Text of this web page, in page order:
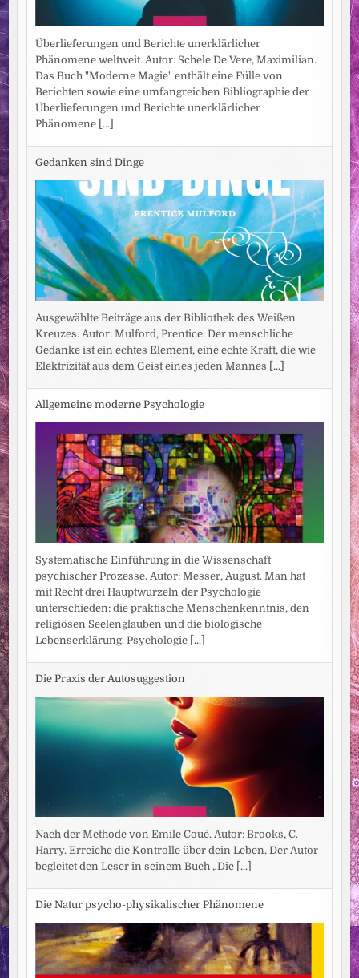
Überlieferungen und Berichte unerklärlicher
Phänomene weltweit. Autor: Schele De Vere, Maximilian.
Das Buch "Moderne Magie" enthält eine Fülle von
Berichten sowie eine umfangreichen Bibliographie der
Überlieferungen und Berichte unerklärlicher
Phänomene [...]
Gedanken sind Dinge
Ausgewählte Beiträge aus der Bibliothek des Weißen
Kreuzes. Autor: Mulford, Prentice. Der menschliche
Gedanke ist ein echtes Element, eine echte Kraft, die wie
Elektrizität aus dem Geist eines jeden Mannes [...]
Allgemeine moderne Psychologie
Systematische Einführung in die Wissenschaft
psychischer Prozesse. Autor: Messer, August. Man hat
mit Recht drei Hauptwurzeln der Psychologie
unterschieden: die praktische Menschenkenntnis, den
religiösen Seelenglauben und die biologische
Lebenserklärung. Psychologie [...]
Die Praxis der Autosuggestion
Nach der Methode von Emile Coué. Autor: Brooks, C.
Harry. Erreiche die Kontrolle über dein Leben. Der Autor
begleitet den Leser in seinem Buch „Die [...]
Die Natur psycho-physikalischer Phänomene